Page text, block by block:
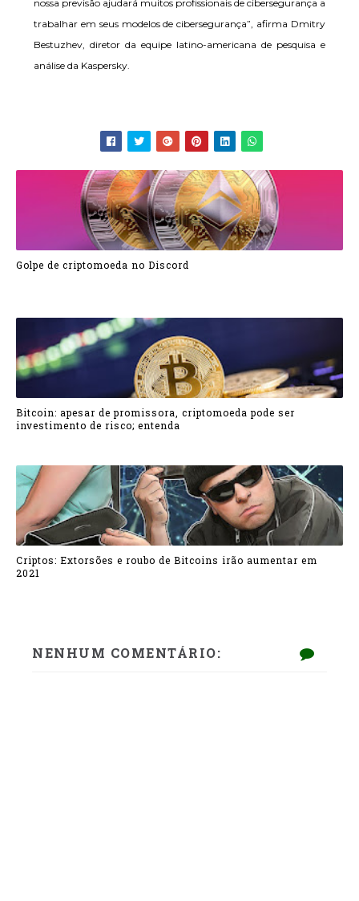
nossa previsão ajudará muitos profissionais de cibersegurança a
trabalhar em seus modelos de cibersegurança”, afirma Dmitry
Bestuzhev, diretor da equipe latino-americana de pesquisa e
análise da Kaspersky.
Golpe de criptomoeda no Discord
Bitcoin: apesar de promissora, criptomoeda pode ser
investimento de risco; entenda
Criptos: Extorsões e roubo de Bitcoins irão aumentar em
2021
NENHUM COMENTÁRIO: